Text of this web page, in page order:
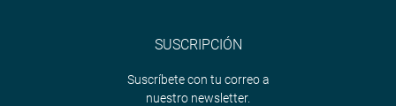
SUSCRIPCIÓN
Suscríbete con tu correo a
nuestro newsletter.